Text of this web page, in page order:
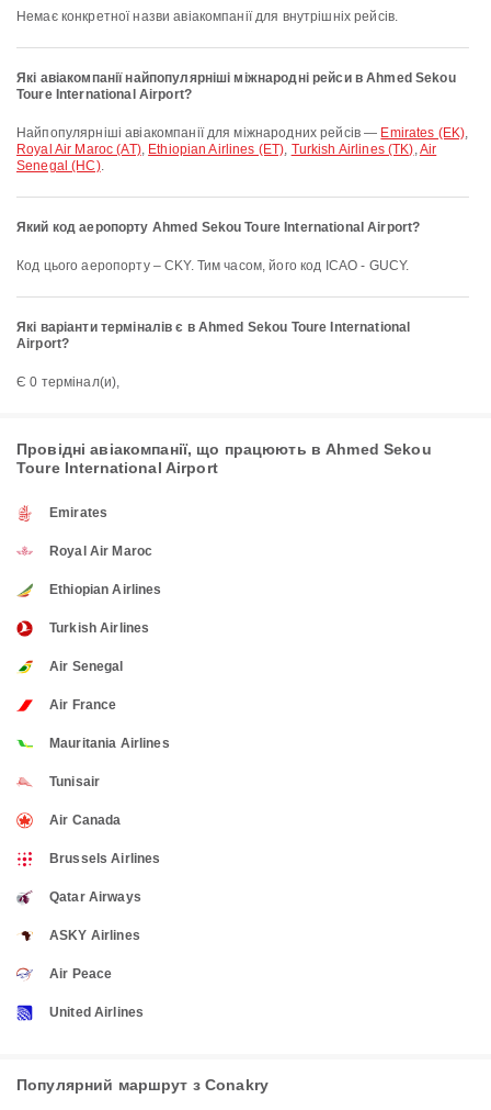
Немає конкретної назви авіакомпанії для внутрішніх рейсів.
Які авіакомпанії найпопулярніші міжнародні рейси в Ahmed Sekou
Toure International Airport?
Найпопулярніші авіакомпанії для міжнародних рейсів — Emirates (EK),
Royal Air Maroc (AT), Ethiopian Airlines (ET), Turkish Airlines (TK),Air
Senegal (HC).
Який код аеропорту Ahmed Sekou Toure International Airport?
Код цього аеропорту – CKY. Тим часом, його код ICAO - GUCY.
Які варіанти терміналів є в Ahmed Sekou Toure International
Airport?
Є 0 термінал(и),
Провідні авіакомпанії, що працюють в Ahmed Sekou
Toure International Airport
Emirates
Royal Air Maroc
Ethiopian Airlines
Turkish Airlines
Air Senegal
Air France
Mauritania Airlines
Tunisair
Air Canada
Brussels Airlines
Qatar Airways
ASKY Airlines
Air Peace
United Airlines
Популярний маршрут з Conakry